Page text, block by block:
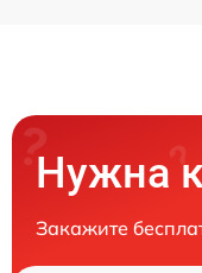
Нужна
Закажите